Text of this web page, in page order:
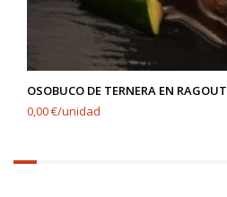
OSOBUCO DE TERNERA EN RAGOUT
0,00 €/unidad
6.25%